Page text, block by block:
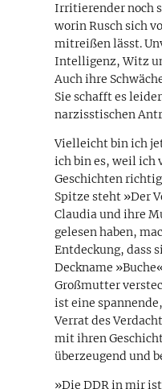
Irritierender noch
worin Rusch sich
mitreißen lässt.
Intelligenz, Witz
Auch ihre
Sie schafft es
narzisstischen
Vielleicht bin ich
ich bin es, weil ich
Geschichten
Spitze steht »Der
Claudia und ihre
gelesen haben,
Entdeckung, dass
Deckname
Großmutter
ist eine
Verrat des
mit ihren
überzeugend und
»Die DDR in mir